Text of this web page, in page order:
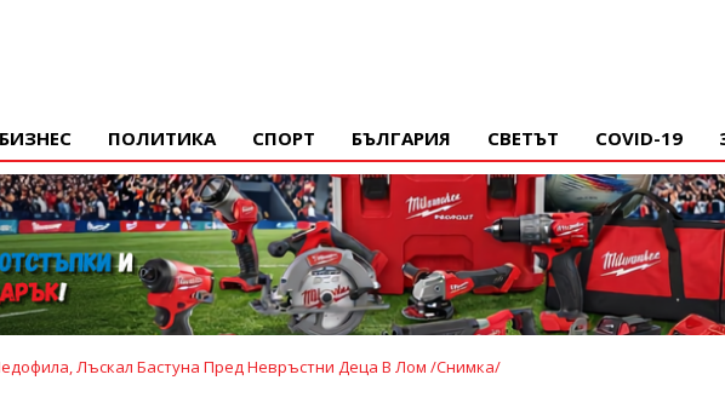
БИЗНЕС ПОЛИТИКА СПОРТ БЪЛГАРИЯ СВЕТЪТ COVID-19
Лъскал Бастуна Пред Невръстни Деца В Лом /снимка/